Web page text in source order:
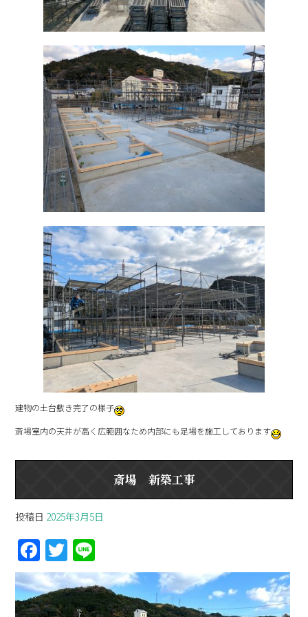
建物の土台敷き完了の様子
斎場室内の天井が高く広範囲なため内部にも足場を施工しております
斎場 新築工事
投稿日 2025年3月5日
F
a
ce
T
w
itt
n
e